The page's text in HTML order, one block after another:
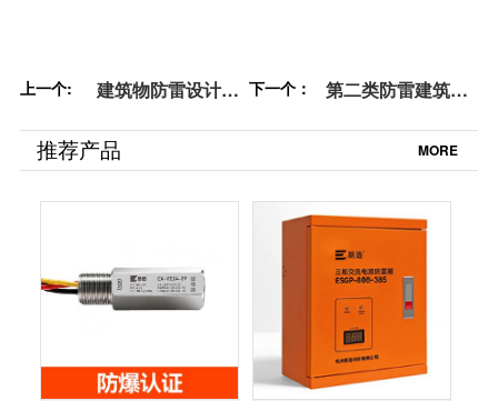
上一个:
建筑物防雷设计规
——建筑物防雷分
类【易造防雷】
下一个：
第二类防雷建筑物
——国标规范【易
造防雷】
推荐产品 MORE